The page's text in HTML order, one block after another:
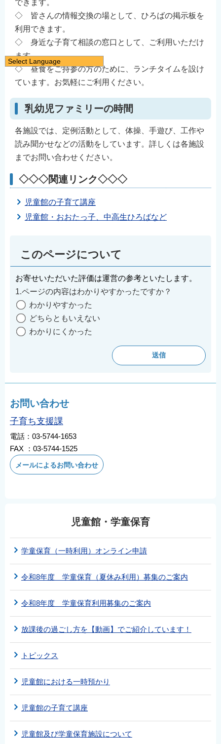
できます。
◇ 皆さんの情報交換の場として、ひろばの掲示板を
利用できます。
◇ 身近な子育て相談の窓口として、ご利用いただけ
ます。
◇ 昼食をご持参の方のために、ランチタイムを設け
ています。お気軽にご利用ください。
乳幼児ファミリーの時間
各施設では、定例活動として、体操、手遊び、工作や
読み聞かせなどの活動をしています。詳しくは各施設
までお問い合わせください。
◇◇◇関連リンク◇◇◇
児童館の子育て講座
児童館・おおたっ子、中高生ひろばなど
このページについて
お寄せいただいた評価は運営の参考といたします。
1.ページの内容はわかりやすかったですか？
わかりやすかった
どちらともいえない
わかりにくかった
お問い合わせ
子育ち支援課
電話：03-5744-1653
FAX ：03-5744-1525
メールによるお問い合わせ
児童館・学童保育
学童保育（一時利用）オンライン申請
令和8年度 学童保育（夏休み利用）募集のご案内
令和8年度 学童保育利用募集のご案内
放課後の過ごし方を【動画】でご紹介しています！
トピックス
児童館における一時預かり
児童館の子育て講座
児童館及び学童保育施設について
Select Language
日本語
简体中文
繁體中文
한국어